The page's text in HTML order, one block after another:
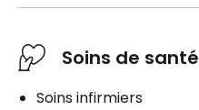
Soins de santé
Soins infirmiers